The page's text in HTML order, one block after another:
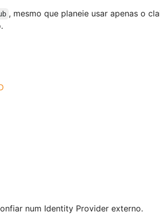
, mesmo que planeie usar apenas o
num Identity Provider externo.